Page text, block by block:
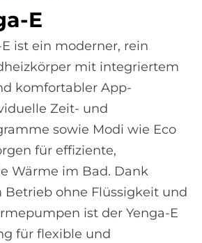
E
E ist ein moderner, rein
mit integriertem
komfortabler App-
Zeit- und
sowie Modi wie Eco
für effiziente,
Wärme im Bad. Dank
ohne Flüssigkeit und
ist der Yenga-E
für flexible und